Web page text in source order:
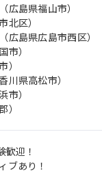
島県福山市）
区）
島県広島市西区）
）
県高松市）
）
迎！
ブあり！